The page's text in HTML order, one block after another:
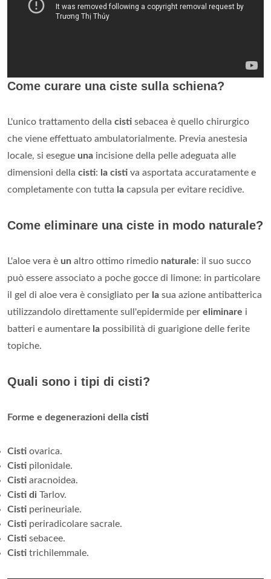
Come curare una ciste sulla schiena?
L'unico trattamento della cisti sebacea è quello chirurgico
che viene effettuato ambulatorialmente. Previa anestesia
locale, si esegue una incisione della pelle adeguata alle
dimensioni della cisti: la cisti va asportata accuratamente e
completamente con tutta la capsula per evitare recidive.
Come eliminare una ciste in modo naturale?
L'aloe vera è un altro ottimo rimedio naturale: il suo succo
può essere associato a poche gocce di limone: in particolare
il gel di aloe vera è consigliato per la sua azione antibatterica
utilizzandolo direttamente sull'epidermide per eliminare i
batteri e aumentare la possibilità di guarigione delle ferite
topiche.
Quali sono i tipi di cisti?
Forme e degenerazioni della cisti
Cisti ovarica.
Cisti pilonidale.
Cisti aracnoidea.
Cisti di Tarlov.
Cisti perineuriale.
Cisti periradicolare sacrale.
Cisti sebacee.
Cisti trichilemmale.